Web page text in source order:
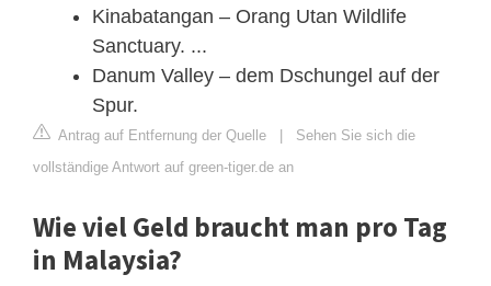
Kinabatangan – Orang Utan Wildlife
Sanctuary. ...
Danum Valley – dem Dschungel auf der
Spur.
Antrag auf Entfernung der Quelle | Sehen Sie sich die
vollständige Antwort auf green-tiger.de an
Wie viel Geld braucht man pro Tag
in Malaysia?